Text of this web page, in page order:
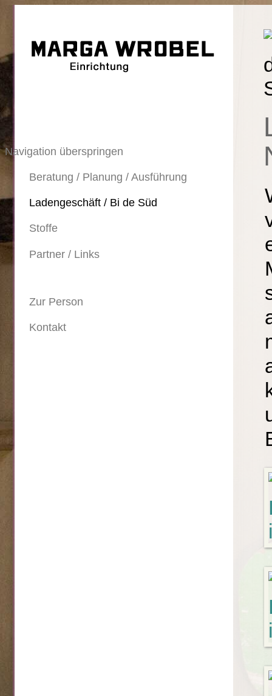
Navigation überspringen
Beratung / Planung / Ausführung
Ladengeschäft / Bi de Süd
Stoffe
Partner / Links
Zur Person
Kontakt